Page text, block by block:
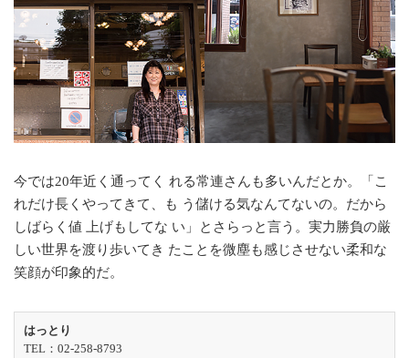
今では20年近く通ってく れる常連さんも多いんだとか。「こ
れだけ長くやってきて、も う儲ける気なんてないの。だから
しばらく値 上げもしてな い」とさらっと言う。実力勝負の厳
しい世界を渡り歩いてき たことを微塵も感じさせない柔和な
笑顔が印象的だ。
はっとり
TEL：02-258-8793